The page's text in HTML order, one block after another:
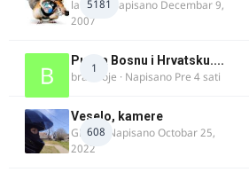
5181
lalajko· Napisano Decembar 9,
2007
1
Put za Bosnu i Hrvatsku....
bradivoje · Napisano Pre 4 sati
608
Veselo, kamere
GR 46· NapisanoOctobar 25,
2022